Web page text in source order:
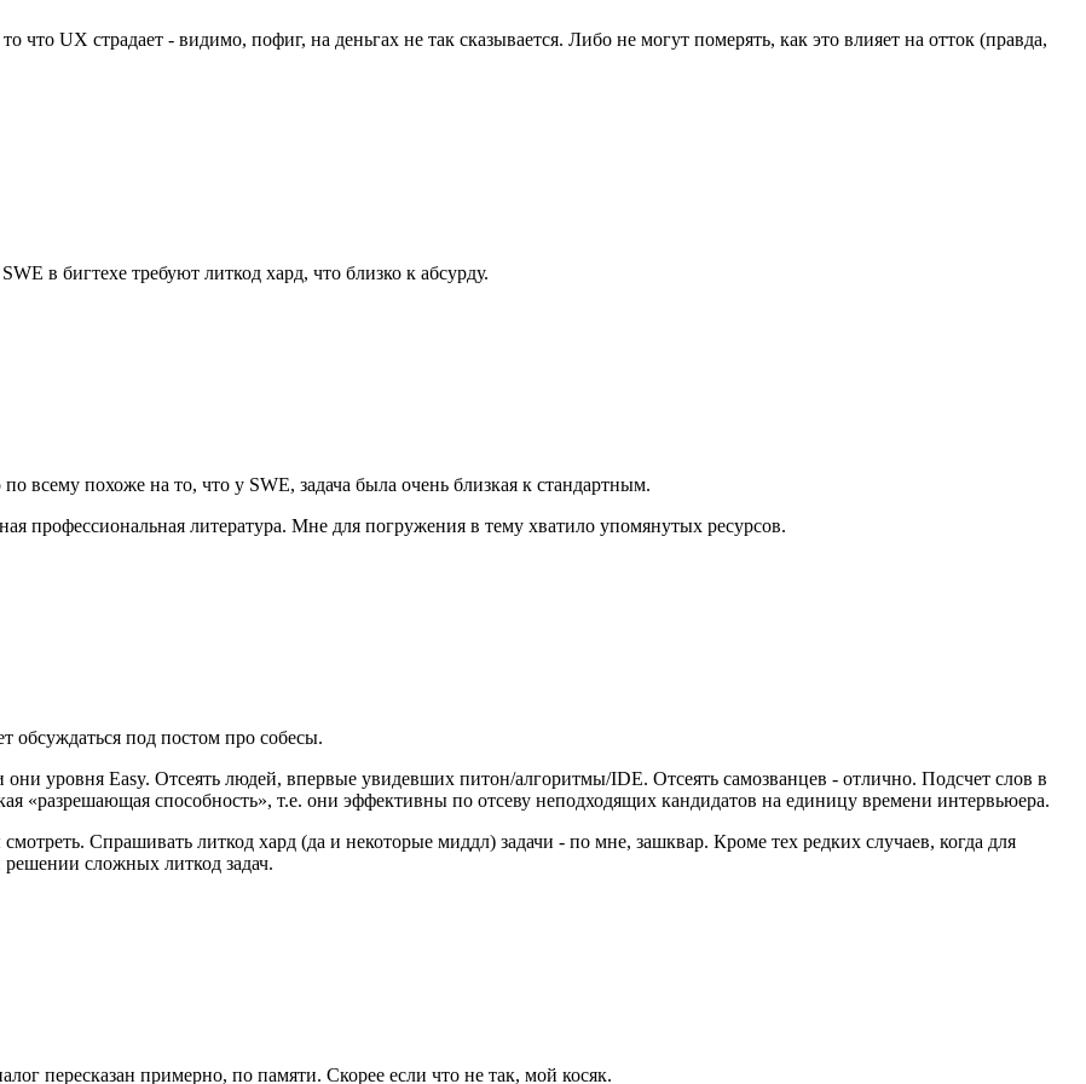
UX страдает - видимо, пофиг, на деньгах не так сказывается. Либо не могут померять, как это влияет на отток (правда,
в бигтехе требуют литкод хард, что близко к абсурду.
всему похоже на то, что у SWE, задача была очень близкая к стандартным.
профессиональная литература. Мне для погружения в тему хватило упомянутых ресурсов.
обсуждаться под постом про собесы.
они уровня Easy. Отсеять людей, впервые увидевших питон/алгоритмы/IDE. Отсеять самозванцев - отлично. Подсчет слов в
«разрешающая способность», т.е. они эффективны по отсеву неподходящих кандидатов на единицу времени интервьюера.
Спрашивать литкод хард (да и некоторые миддл) задачи - по мне, зашквар. Кроме тех редких случаев, когда для
сложных литкод задач.
пересказан примерно, по памяти. Скорее если что не так, мой косяк.